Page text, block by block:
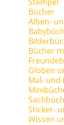
Bücher
Alben-
Bücher
Globen
Mal- und
Sticker-
Wissen